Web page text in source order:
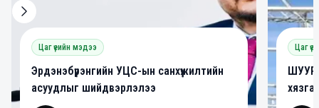
Цаг үеийн мэдээ
Эрдэнэбүрэнгийн УЦС-ын санхүүжилтийн
асуудлыг шийдвэрлэлээ
Цаг